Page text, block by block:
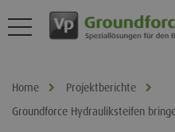
Home
Projektberichte
Groundforce Hydrauliksteifen